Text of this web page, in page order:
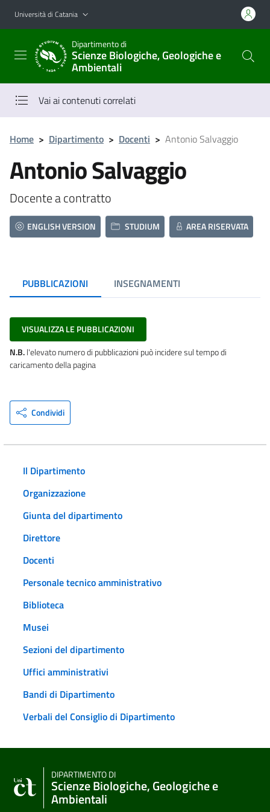
Vai al contenuto principale
Vai al menu di navigazione
Università di Catania
Dipartimento di
Scienze Biologiche, Geologiche e
Ambientali
Vai ai contenuti correlati
Home > Dipartimento > Docenti > Antonio Salvaggio
Antonio Salvaggio
Docente a contratto
ENGLISH VERSION STUDIUM AREA RISERVATA
PUBBLICAZIONI INSEGNAMENTI
VISUALIZZA LE PUBBLICAZIONI
N.B.l'elevato numero di pubblicazioni può incidere sul tempo di
caricamento della pagina
Condividi
Il Dipartimento
Organizzazione
Giunta del dipartimento
Direttore
Docenti
Personale tecnico amministrativo
Biblioteca
Musei
Sezioni del dipartimento
Uffici amministrativi
Bandi di Dipartimento
Verbali del Consiglio di Dipartimento
DIPARTIMENTO DI
Scienze Biologiche, Geologiche e
Ambientali